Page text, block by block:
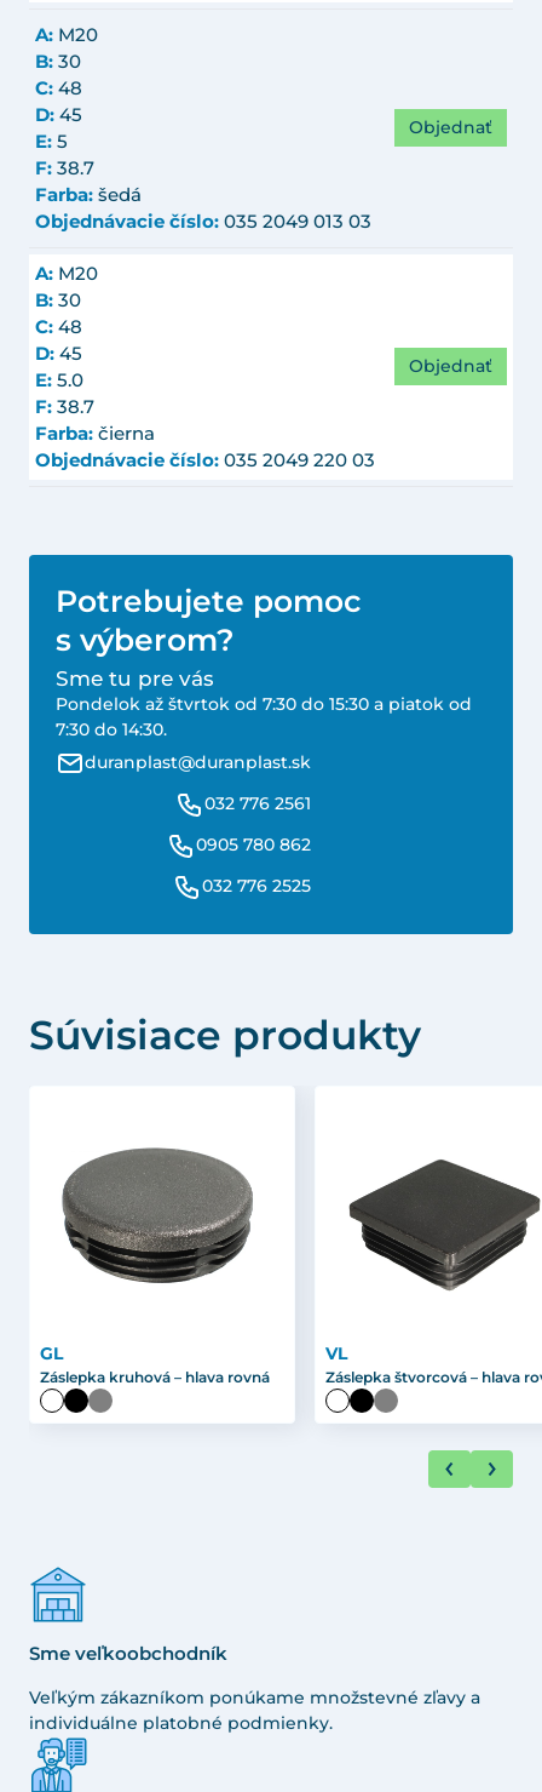
A: M20
B: 30
C: 48
D: 45
E: 5
F: 38.7
Farba: šedá
Objednávacie číslo: 035 2049 013 03
Objednať
A: M20
B: 30
C: 48
D: 45
E: 5.0
F: 38.7
Farba: čierna
Objednávacie číslo: 035 2049 220 03
Objednať
Potrebujete pomoc
s výberom?
Sme tu pre vás
Pondelok až štvrtok od 7:30 do 15:30 a piatok od
7:30 do 14:30.
duranplast@duranplast.sk
032 776 2561
0905 780 862
032 776 2525
Súvisiace produkty
GL
Záslepka kruhová – hlava rovná
VL
Záslepka štvorcová – hlava
Sme veľkoobchodník
Veľkým zákazníkom ponúkame množstevné zľavy a
individuálne platobné podmienky.